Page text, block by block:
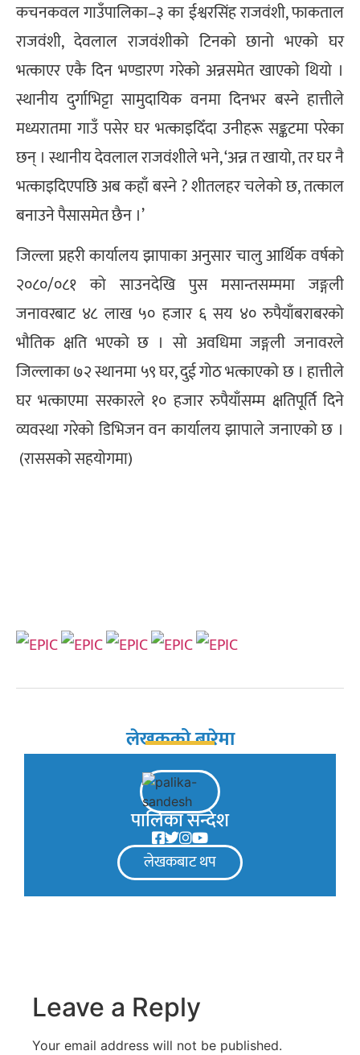
कचनकवल गाउँपालिका–३ का ईश्वरसिंह राजवंशी, फाकताल
राजवंशी, देवलाल राजवंशीको टिनको छानो भएको घर
भत्काएर एकै दिन भण्डारण गरेको अन्नसमेत खाएको थियो ।
स्थानीय दुर्गाभिट्टा सामुदायिक वनमा दिनभर बस्ने हात्तीले
मध्यरातमा गाउँ पसेर घर भत्काइदिँदा उनीहरू सङ्कटमा परेका
छन् । स्थानीय देवलाल राजवंशीले भने, ‘अन्न त खायो, तर घर नै
भत्काइदिएपछि अब कहाँ बस्ने ? शीतलहर चलेको छ, तत्काल
बनाउने पैसासमेत छैन ।’
जिल्ला प्रहरी कार्यालय झापाका अनुसार चालु आर्थिक वर्षको
२०८०/०८१ को साउनदेखि पुस मसान्तसम्ममा जङ्गली
जनावरबाट ४८ लाख ५० हजार ६ सय ४० रुपैयाँबराबरको
भौतिक क्षति भएको छ । सो अवधिमा जङ्गली जनावरले
जिल्लाका ७२ स्थानमा ५९ घर, दुई गोठ भत्काएको छ । हात्तीले
घर भत्काएमा सरकारले १० हजार रुपैयाँसम्म क्षतिपूर्ति दिने
व्यवस्था गरेको डिभिजन वन कार्यालय झापाले जनाएको छ ।
(राससको सहयोगमा)
लेखकको बारेमा
पालिका सन्देश
लेखकबाट थप
Leave a Reply
Your email address will not be published.